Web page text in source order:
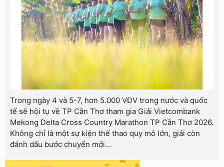
Trong ngày 4 và 5-7, hơn 5.000 VĐV trong nước và quốc
tế sẽ hội tụ về TP Cần Thơ tham gia Giải Vietcombank
Mekong Delta Cross Country Marathon TP Cần Thơ 2026.
Không chỉ là một sự kiện thể thao quy mô lớn, giải còn
đánh dấu bước chuyển mới...